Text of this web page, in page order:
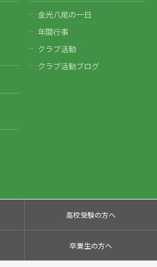
金光八尾の一日
年間行事
クラブ活動
クラブ活動ブログ
高校受験の方へ
卒業生の方へ